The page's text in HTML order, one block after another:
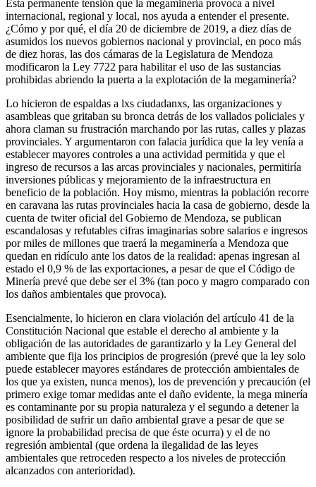
Esta permanente tensión que la megaminería provoca a nivel
internacional, regional y local, nos ayuda a entender el presente.
¿Cómo y por qué, el día 20 de diciembre de 2019, a diez días de
asumidos los nuevos gobiernos nacional y provincial, en poco más
de diez horas, las dos cámaras de la Legislatura de Mendoza
modificaron la Ley 7722 para habilitar el uso de las sustancias
prohibidas abriendo la puerta a la explotación de la megaminería?
Lo hicieron de espaldas a lxs ciudadanxs, las organizaciones y
asambleas que gritaban su bronca detrás de los vallados policiales y
ahora claman su frustración marchando por las rutas, calles y plazas
provinciales. Y argumentaron con falacia jurídica que la ley venía a
establecer mayores controles a una actividad permitida y que el
ingreso de recursos a las arcas provinciales y nacionales, permitiría
inversiones públicas y mejoramiento de la infraestructura en
beneficio de la población. Hoy mismo, mientras la población recorre
en caravana las rutas provinciales hacia la casa de gobierno, desde la
cuenta de twiter oficial del Gobierno de Mendoza, se publican
escandalosas y refutables cifras imaginarias sobre salarios e ingresos
por miles de millones que traerá la megaminería a Mendoza que
quedan en ridículo ante los datos de la realidad: apenas ingresan al
estado el 0,9 % de las exportaciones, a pesar de que el Código de
Minería prevé que debe ser el 3% (tan poco y magro comparado con
los daños ambientales que provoca).
Esencialmente, lo hicieron en clara violación del artículo 41 de la
Constitución Nacional que estable el derecho al ambiente y la
obligación de las autoridades de garantizarlo y la Ley General del
ambiente que fija los principios de progresión (prevé que la ley solo
puede establecer mayores estándares de protección ambientales de
los que ya existen, nunca menos), los de prevención y precaución (el
primero exige tomar medidas ante el daño evidente, la mega minería
es contaminante por su propia naturaleza y el segundo a detener la
posibilidad de sufrir un daño ambiental grave a pesar de que se
ignore la probabilidad precisa de que éste ocurra) y el de no
regresión ambiental (que ordena la ilegalidad de las leyes
ambientales que retroceden respecto a los niveles de protección
alcanzados con anterioridad).